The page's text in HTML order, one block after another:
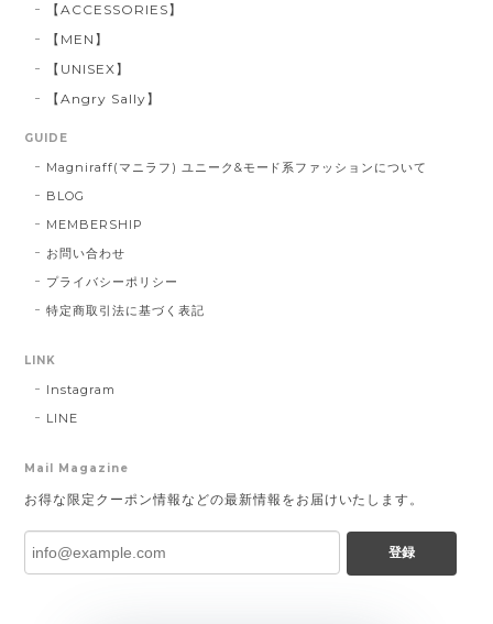
【ACCESSORIES】
【MEN】
【UNISEX】
【Angry Sally】
GUIDE
Magniraff(マニラフ) ユニーク&モード系ファッションについて
BLOG
MEMBERSHIP
お問い合わせ
プライバシーポリシー
特定商取引法に基づく表記
LINK
Instagram
LINE
Mail Magazine
お得な限定クーポン情報などの最新情報をお届けいたします。
登録